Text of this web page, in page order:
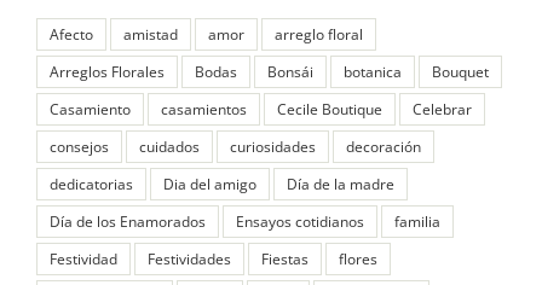
Afecto amistad amor
arreglo floral
Arreglos Florales
Bodas Bonsái botanica
Bouquet
Casamiento
casamientos Cecile Boutique
Celebrar
consejos
cuidados curiosidades
decoración
dedicatorias
Dia del amigo
Día de la madre
Día de los Enamorados
Ensayos cotidianos
familia
Festividad
Festividades Fiestas
flores